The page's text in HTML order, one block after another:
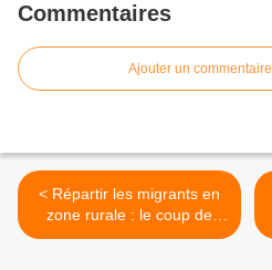
Commentaires
Ajouter un commentaire
< Répartir les migrants en
zone rurale : le coup de
grâce porté aux campagnes